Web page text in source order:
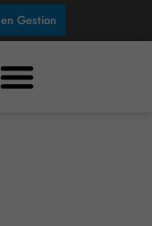
Gestion